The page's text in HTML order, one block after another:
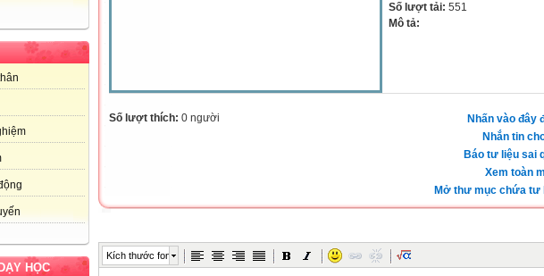
HỌC
Số lượt tải: 551
Mô tả:
Nhấn vào đây
Nhắn tin
Báo tư liệu sai
Xem toàn
Mở thư mục chứa tư
Số lượt thích: 0 người
Kích thước font